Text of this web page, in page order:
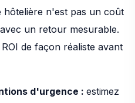
hôtelière n'est pas un coût
un retour mesurable.
de façon réaliste avant
d'urgence : estimez